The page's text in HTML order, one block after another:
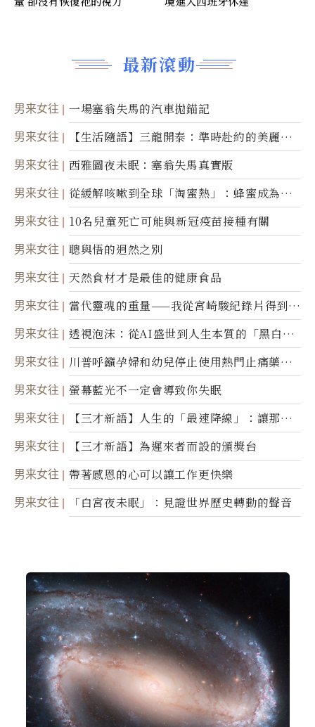
最新滾動
男来女往 一場塞翁失馬的汽車拋錨記
男来女往
【生活隨語】三龍開泰：準時赴約的美麗震
撼
男来女往 西雅圖夜未眠：塞翁失馬真實版
男来女往
從緩解咳嗽到全球「淘蜜熱」：蜂蜜成為健
康產業前沿商品
男来女往 10名兒童死亡可能與新冠疫苗接種有關
男来女往 聰與悟的迥然之別
男来女往 天然食材才是最佳的健康食品
男来女往
當代靈魂的重量——我從宮崎駿紀錄片得到的
省思
男来女往
透視泡沫：從AI盛世到人生本質的「黑白一
瞬」
男来女往
川普呼籲孕婦和幼兒停止使用熱門止痛藥泰
諾
男来女往 螢幕藍光不一定會導致你失眠
男来女往
【三才新語】人生的「最速降線」：讓那道
光，帶你滑向自己
男来女往 【三才新語】為遲來者而設的頒獎台
男来女往 帶著感恩的心可以讓工作更快樂
男来女往 「白宮夜未眠」：見證世界歷史轉動的聲音